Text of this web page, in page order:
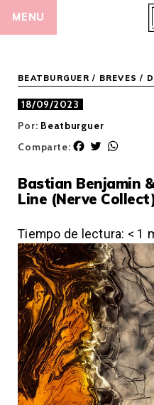
MENU
BEATBURGUER / BREVES /
18/09/2023
Por: Beatburguer
Comparte:
F
e
b
o
k
T
t
t
r
t
s
p
p
Bastian Benjamin
Line (Nerve
Tiempo de lectura: < 1